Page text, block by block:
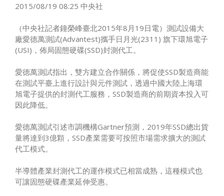
2015/08/19 08:25 中央社
（中央社記者鐘榮峰臺北2015年8月19日電）測試設備大
廠愛德萬測試(Advantest)攜手日月光(2311) 旗下環旭電子
(USI)，佈局固態硬碟(SSD)封測代工。
愛德萬測試指出，雙方建立合作關係，將促使SSD製造商能
在測試平臺上進行設計與元件測試，透過中國大陸上海環
旭電子提供的封測代工服務，SSD製造商的前期資本投入可
因此降低。
愛德萬測試引述市調機構Gartner預測，2019年SSD總出貨
量將達到3億顆，SSD產業需要可按照市場需求擴大的測試
代工模式。
半導體產業封測代工的運作模式已相當成熟，這種模式也
可讓固態硬碟產業延伸受惠。